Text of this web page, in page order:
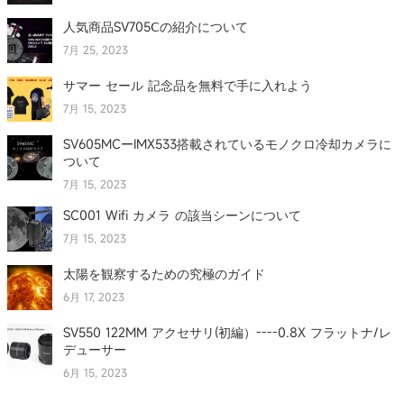
人気商品SV705Ⅽの紹介について
7月 25, 2023
サマー セール 記念品を無料で手に入れよう
7月 15, 2023
SV605MCーIMX533搭載されているモノクロ冷却カメラに
ついて
7月 15, 2023
SC001 Wifi カメラ の該当シーンについて
7月 15, 2023
太陽を観察するための究極のガイド
6月 17, 2023
SV550 122MM アクセサリ(初編）----0.8X フラットナ/レ
デューサー
6月 15, 2023